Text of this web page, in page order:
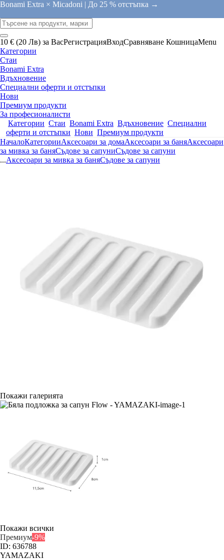
Bonami Extra × Micadoni | До 25 % отстъпка →
10 € (20 Лв) за ВасРегистрацияВходСравняване КошницаMenu
Категории
Стаи
Bonami Extra
Вдъхновение
Специални оферти и отстъпки
Нови
Премиум продукти
За професионалисти
Категории Стаи Bonami Extra Вдъхновение Специални
оферти и отстъпки Нови Премиум продукти
НачалоКатегорииАксесоари за домаАксесоари за баняАксесоари
за мивка за баняСъдове за сапуниСъдове за сапуни
...Аксесоари за мивка за баняСъдове за сапуни
Покажи галерията
Покажи всички
Премиум-9%
ID: 636788
YAMAZAKI